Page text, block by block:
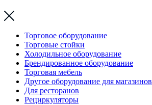
Торговое оборудование
Торговые стойки
Холодильное оборудование
Брендированное оборудование
Торговая мебель
Другое оборудование для магазинов
Для ресторанов
Рециркуляторы